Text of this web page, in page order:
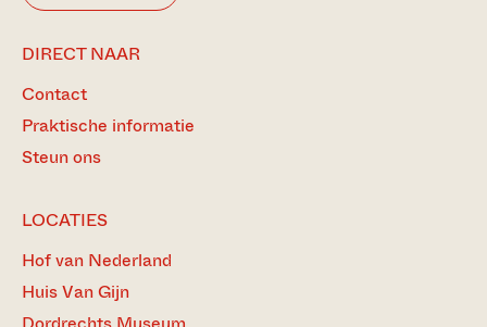
DIRECT NAAR
Contact
Praktische informatie
Steun ons
LOCATIES
Hof van Nederland
Huis Van Gijn